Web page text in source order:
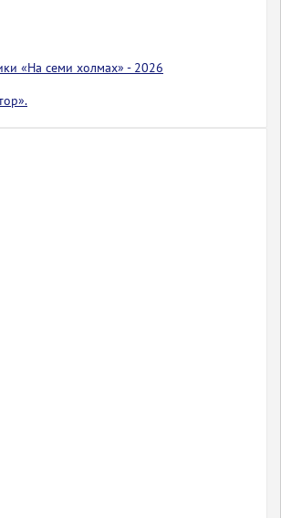
«На семи холмах» - 2026